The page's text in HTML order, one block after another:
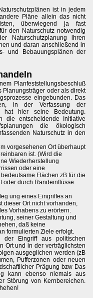
ist in jedem
Pläne allein das nicht
überwiegend ja fast
den Naturschutz notwendig
Naturschutzplanung ihren
und daran anschließend in
und Bebauungsplänen der
Planfeststellungsbeschluß
Planungsträger oder als direkt
eingebunden. Das
in der Verfassung der
hat hier seine Bedeutung.
die entscheidende Initiative
die ökologisch
Naturschutz in den
vorgesehenen Ort überhaupt
ist. (Wird die
Wiederherstellung
oder eine
Flächen zB für die
oder durch Randeinflüsse
ung eines Eingriffes an
dieser Ort nicht vorhanden,
Vorhabens zu erörtern.
seiner Gestaltung und
daß keine
formulierten Ziele erfolgt.
der Eingriff aus politischen
Ort und in der verträglichsten
ausgeglichen werden (zB
Pufferzonen oder neuen
Prägung bzw Das
kann ebenso niemals aus
Störung von Kernbereichen.